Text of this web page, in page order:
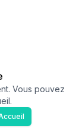
Vous pouvez